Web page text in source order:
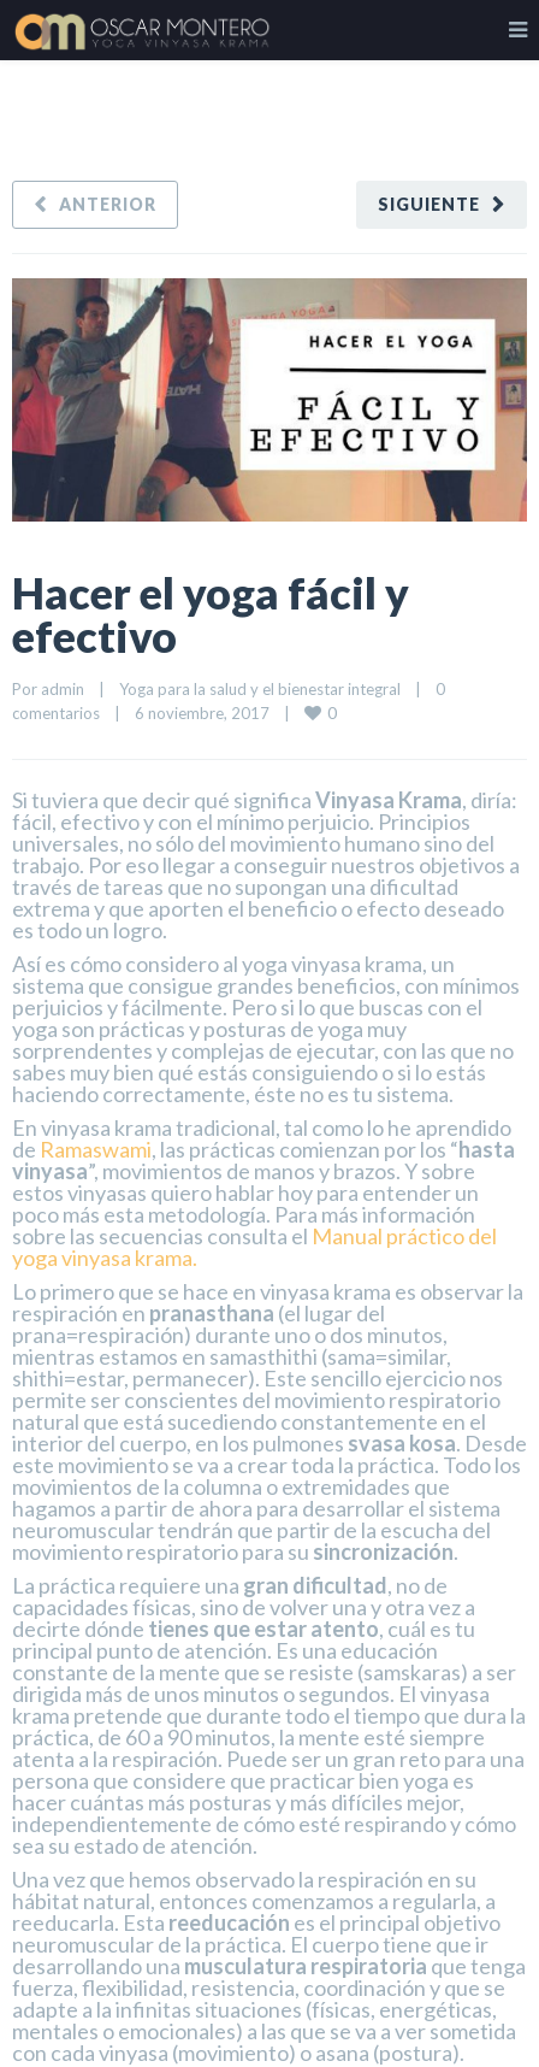
SIGUIENTE
ANTERIOR
Hacer el yoga fácil y
efectivo
Por admin | Yoga para la salud y el bienestar integral |
0
comentarios
| 6 noviembre, 2017 | 0
Si tuviera que decir qué significaVinyasa Krama, diría:
fácil, efectivo y con el mínimo perjuicio. Principios
universales, no sólo del movimiento humano sino del
trabajo. Por eso llegar a conseguir nuestros objetivos a
través de tareas que no supongan una dificultad
extrema y que aporten el beneficio o efecto deseado
es todo un logro.
Así es cómo considero al yoga vinyasa krama, un
sistema que consigue grandes beneficios, con mínimos
perjuicios y fácilmente. Pero si lo que buscas con el
yoga son prácticas y posturas de yoga muy
sorprendentes y complejas de ejecutar, con las que no
sabes muy bien qué estás consiguiendo o si lo estás
haciendo correctamente, éste no es tu sistema.
En vinyasa krama tradicional, tal como lo he aprendido
de Ramaswami, las prácticas comienzan por los “hasta
vinyasa”, movimientos de manos y brazos. Y sobre
estos vinyasas quiero hablar hoy para entender un
poco más esta metodología. Para más información
sobre las secuencias consulta el Manual práctico del
yoga vinyasa krama.
Lo primero que se hace en vinyasa krama es observar la
respiración en pranasthana (el lugar del
prana=respiración) durante uno o dos minutos,
mientras estamos en samasthithi (sama=similar,
shithi=estar, permanecer). Este sencillo ejercicio nos
permite ser conscientes del movimiento respiratorio
natural que está sucediendo constantemente en el
interior del cuerpo, en los pulmones svasa kosa. Desde
este movimiento se va a crear toda la práctica. Todo los
movimientos de la columna o extremidades que
hagamos a partir de ahora para desarrollar el sistema
neuromuscular tendrán que partir de la escucha del
movimiento respiratorio para su sincronización.
La práctica requiere una gran dificultad, no de
capacidades físicas, sino de volver una y otra vez a
decirte dónde tienes que estar atento, cuál es tu
principal punto de atención. Es una educación
constante de la mente que se resiste (samskaras) a ser
dirigida más de unos minutos o segundos. El vinyasa
krama pretende que durante todo el tiempo que dura la
práctica, de 60 a 90 minutos, la mente esté siempre
atenta a la respiración. Puede ser un gran reto para una
persona que considere que practicar bien yoga es
hacer cuántas más posturas y más difíciles mejor,
independientemente de cómo esté respirando y cómo
sea su estado de atención.
Una vez que hemos observado la respiración en su
hábitat natural, entonces comenzamos a regularla, a
reeducarla. Esta reeducación es el principal objetivo
neuromuscular de la práctica. El cuerpo tiene que ir
desarrollando una musculatura respiratoria que tenga
fuerza, flexibilidad, resistencia, coordinación y que se
adapte a la infinitas situaciones (físicas, energéticas,
mentales o emocionales) a las que se va a ver sometida
con cada vinyasa (movimiento) o asana (postura).